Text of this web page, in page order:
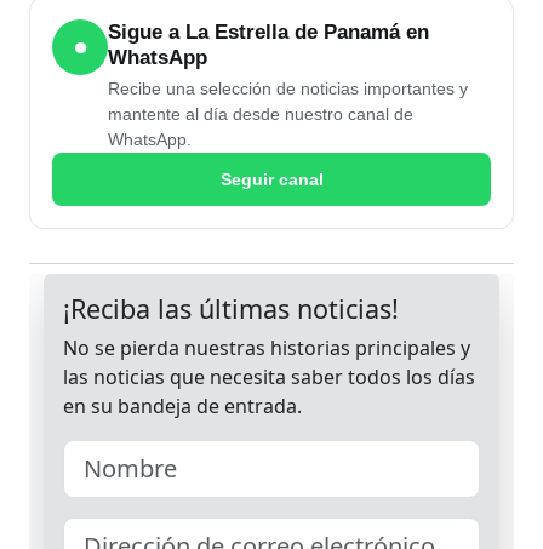
●
Sigue a La Estrella de Panamá en
WhatsApp
Recibe una selección de noticias importantes y
mantente al día desde nuestro canal de
WhatsApp.
Seguir canal